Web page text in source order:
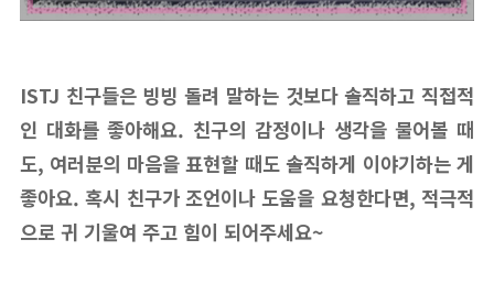
ISTJ 친구들은 빙빙 돌려 말하는 것보다 솔직하고 직접적
인 대화를 좋아해요. 친구의 감정이나 생각을 물어볼 때
도, 여러분의 마음을 표현할 때도 솔직하게 이야기하는 게
좋아요. 혹시 친구가 조언이나 도움을 요청한다면, 적극적
으로 귀 기울여 주고 힘이 되어주세요~